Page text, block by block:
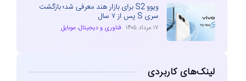
ویوو S2 برای بازار هند معرفی شد؛ بازگشت
سری S پس از ۷ سال
۱۷ مرداد ۱۴۰۵ فناوری و دیجیتال،موبایل
لینک‌های کاربردی